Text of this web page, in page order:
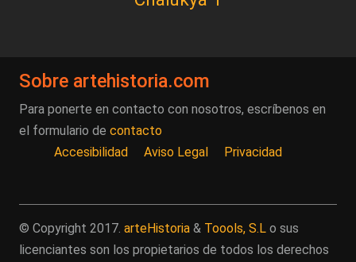
Sobre artehistoria.com
Para ponerte en contacto con nosotros, escríbenos en
el formulario de contacto
Accesibilidad
Aviso Legal Privacidad
© Copyright 2017. arteHistoria & Toools, S.L o sus
licenciantes son los propietarios de todos los derechos